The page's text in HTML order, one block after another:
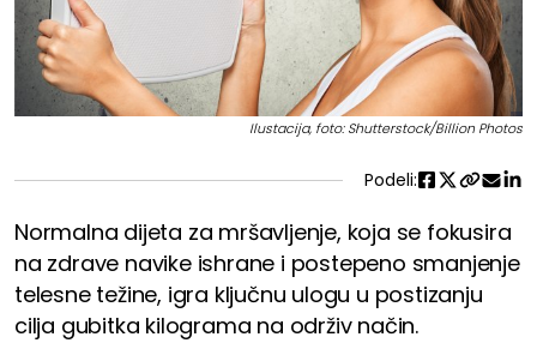
Ilustacija, foto: Shutterstock/Billion Photos
Podeli:
Normalna dijeta za mršavljenje, koja se fokusira
na zdrave navike ishrane i postepeno smanjenje
telesne težine, igra ključnu ulogu u postizanju
cilja gubitka kilograma na održiv način.